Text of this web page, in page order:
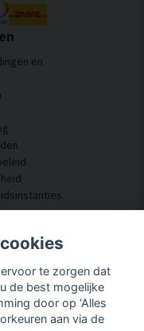
en
op
te zorgen dat
de best mogelijke
door op ‘Alles
aan via de